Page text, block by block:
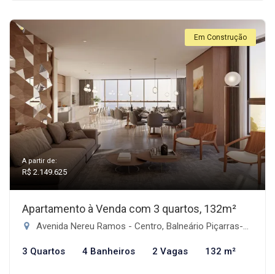
Em Construção
A partir de:
R$ 2.149.625
Apartamento à Venda com 3 quartos, 132m²
Avenida Nereu Ramos - Centro, Balneário Piçarras-SC
3 Quartos 4 Banheiros 2 Vagas 132 m²